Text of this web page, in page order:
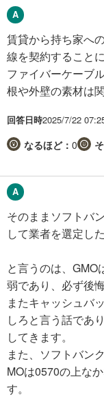
賃貸から持ち家へ
線を契約すること
ファイバーケーブ
根や外壁の素材は
回答日時2025/7/22
なるほど： 0
そのままソフトバ
して業者を選定し
と言うのは、GMO
弱であり、必ず後
またキャッシュバ
しろと言う話であ
してきます。
また、ソフトバン
MOは0570の上な
す。